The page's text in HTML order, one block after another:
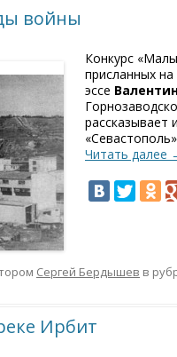
войны
Конкурс
присланных
эссе
рассказывает
Читать далее
Сергей Бердышев в
Ирбит